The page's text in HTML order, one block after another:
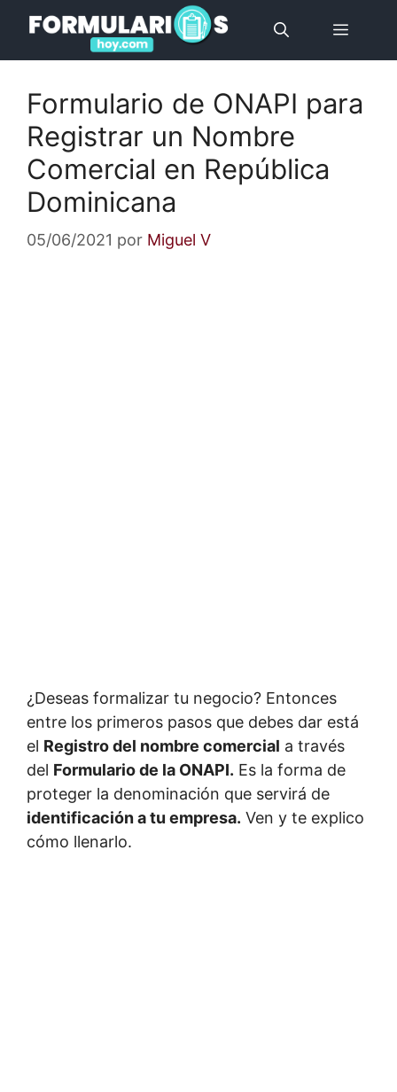
contenido
Menú
Formulario de ONAPI para
Registrar un Nombre
Comercial en República
Dominicana
05/06/2021 por Miguel V
¿Deseas formalizar tu negocio? Entonces
entre los primeros pasos que debes dar está
el Registro del nombre comercial a través
del Formulario de la ONAPI. Es la forma de
proteger la denominación que servirá de
identificación a tu empresa. Ven y te explico
cómo llenarlo.